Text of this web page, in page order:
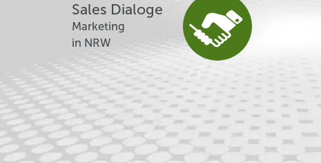
Sales Dialoge
Marketing
in NRW